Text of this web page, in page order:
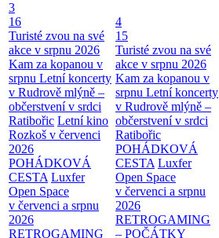
3
16
Turisté zvou na své
akce v srpnu 2026
Kam za kopanou v
srpnu Letní koncerty
v Rudrově mlýně –
občerstvení v srdci
Ratibořic Letní kino
Rozkoš v červenci
2026
POHÁDKOVÁ
CESTA Luxfer
Open Space
v červenci a srpnu
2026
RETROGAMING
4
15
Turisté zvou na své
akce v srpnu 2026
Kam za kopanou v
srpnu Letní koncerty
v Rudrově mlýně –
občerstvení v srdci
Ratibořic
POHÁDKOVÁ
CESTA Luxfer
Open Space
v červenci a srpnu
2026
RETROGAMING
– POČÁTKY